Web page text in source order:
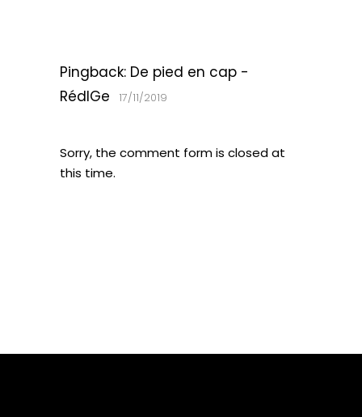
Pingback: De pied en cap -
RédIGe
17/11/2019
Sorry, the comment form is closed at
this time.